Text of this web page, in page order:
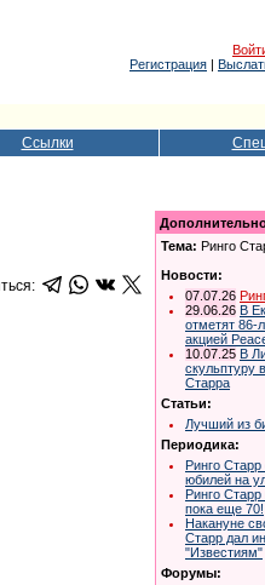
Регистрация |
Ссылки
Тема: Ринго
Новости:
07.07.26
29.06.26 В
отметят 86-
акцией
10.07.25 В
скульптуру
Старра
Статьи:
Лучший из
Периодика:
Ринго Старр
юбилей на
Ринго
пока еще 70!
Накануне
Старр дал
"Известиям"
Форумы: